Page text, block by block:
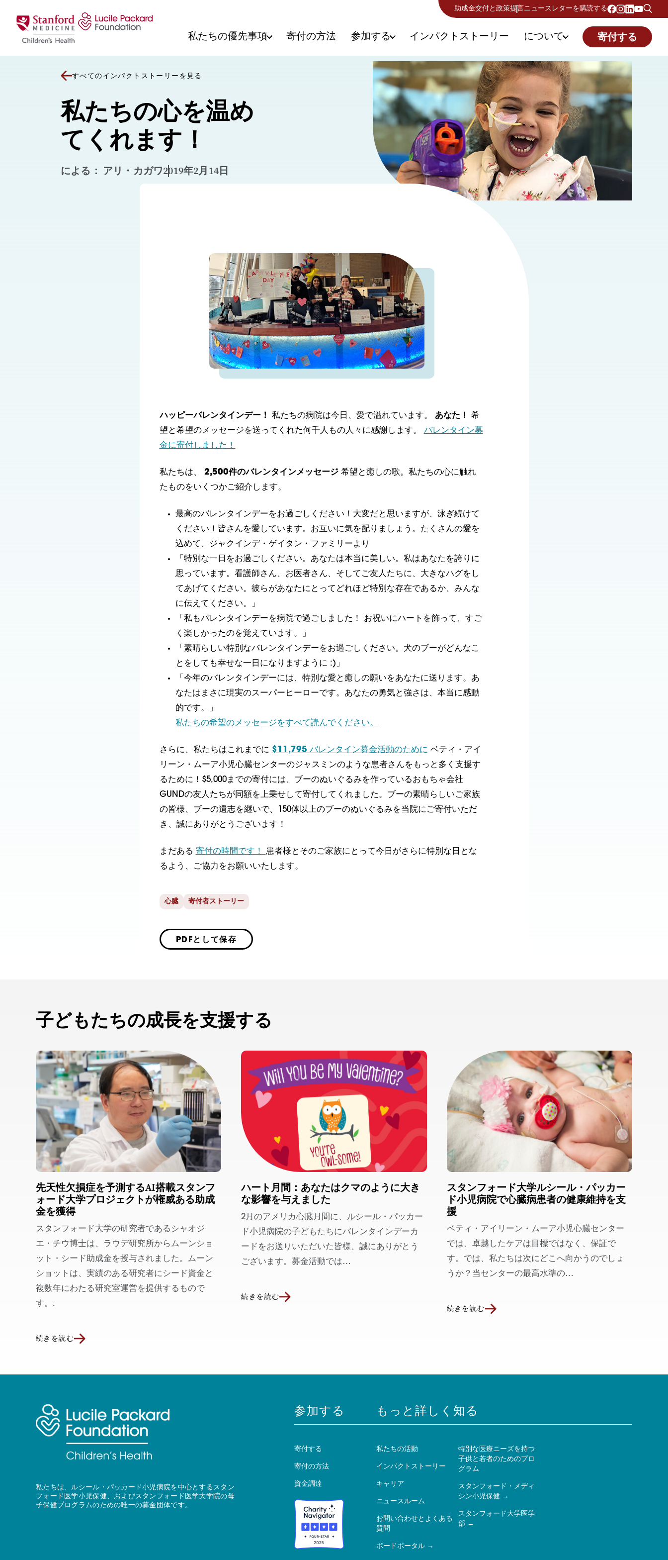
助成金交付と政策提言 ニュースレターを購読する
私たちの優先事項 寄付の方法 参加する インパクトストーリー について 寄付する
すべてのインパクトストーリーを見る
私たちの心を温め
てくれます！
による： アリ・カガワ2019年2月14日
ハッピーバレンタインデー！ 私たちの病院は今日、愛で溢れています。 あなた！ 希
望と希望のメッセージを送ってくれた何千人もの人々に感謝します。 バレンタイン募
金に寄付しました！
私たちは、 2,500件のバレンタインメッセージ希望と癒しの歌。私たちの心に触れ
たものをいくつかご紹介します。
最高のバレンタインデーをお過ごしください！大変だと思いますが、泳ぎ続けて
ください！皆さんを愛しています。お互いに気を配りましょう。たくさんの愛を
込めて、ジャクインデ・ゲイタン・ファミリーより
「特別な一日をお過ごしください。あなたは本当に美しい。私はあなたを誇りに
思っています。看護師さん、お医者さん、そしてご友人たちに、大きなハグをし
てあげてください。彼らがあなたにとってどれほど特別な存在であるか、みんな
に伝えてください。」
「私もバレンタインデーを病院で過ごしました！ お祝いにハートを飾って、すご
く楽しかったのを覚えています。」
「素晴らしい特別なバレンタインデーをお過ごしください。犬のブーがどんなこ
とをしても幸せな一日になりますように :)」
「今年のバレンタインデーには、特別な愛と癒しの願いをあなたに送ります。あ
なたはまさに現実のスーパーヒーローです。あなたの勇気と強さは、本当に感動
的です。」
私たちの希望のメッセージをすべて読んでください。
さらに、私たちはこれまでに $11,795 バレンタイン募金活動のために ベティ・アイ
リーン・ムーア小児心臓センターのジャスミンのような患者さんをもっと多く支援す
るために！$5,000までの寄付には、ブーのぬいぐるみを作っているおもちゃ会社
GUNDの友人たちが同額を上乗せして寄付してくれました。ブーの素晴らしいご家族
の皆様、ブーの遺志を継いで、150体以上のブーのぬいぐるみを当院にご寄付いただ
き、誠にありがとうございます！
まだある 寄付の時間です！ 患者様とそのご家族にとって今日がさらに特別な日とな
るよう、ご協力をお願いいたします。
心臓 寄付者ストーリー
PDFとして保存
子どもたちの成長を支援する
先天性欠損症を予測するAI搭載スタンフ
ォード大学プロジェクトが権威ある助成
金を獲得
スタンフォード大学の研究者であるシャオジ
エ・チウ博士は、ラウデ研究所からムーンショ
ット・シード助成金を授与されました。ムーン
ショットは、実績のある研究者にシード資金と
複数年にわたる研究室運営を提供するもので
す。.
続きを読む
ハート月間：あなたはクマのように大き
な影響を与えました
2月のアメリカ心臓月間に、ルシール・パッカー
ド小児病院の子どもたちにバレンタインデーカ
ードをお送りいただいた皆様、誠にありがとう
ございます。募金活動では…
続きを読む
スタンフォード大学ルシール・パッカー
ド小児病院で心臓病患者の健康維持を支
援
ベティ・アイリーン・ムーア小児心臓センター
では、卓越したケアは目標ではなく、保証で
す。では、私たちは次にどこへ向かうのでしょ
うか？当センターの最高水準の…
続きを読む
私たちは、ルシール・パッカード小児病院を中心とするスタン
フォード医学小児保健、およびスタンフォード医学大学院の母
子保健プログラムのための唯一の募金団体です。
参加する
寄付する
寄付の方法
資金調達
もっと詳しく知る
私たちの活動
インパクトストーリー
キャリア
ニュースルーム
お問い合わせとよくある
質問
ボードポータル
特別な医療ニーズを持つ
子供と若者のためのプロ
グラム
スタンフォード・メディ
シン小児保健
スタンフォード大学医学
部